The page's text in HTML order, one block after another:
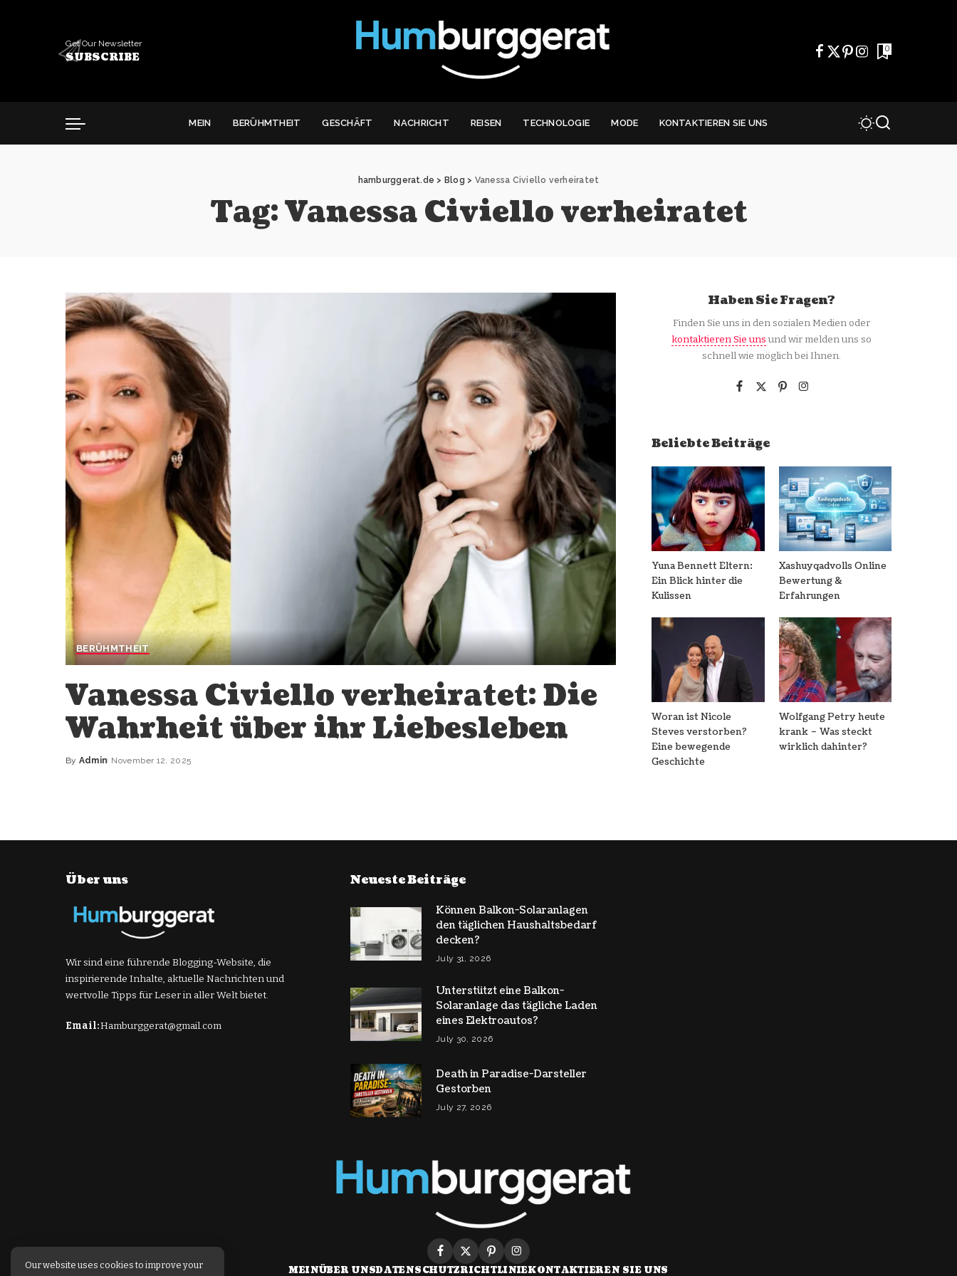
Get Our Newsletter
SUBSCRIBE
0
MEIN BERÜHMTHEIT GESCHÄFT NACHRICHT REISEN TECHNOLOGIE MODE KONTAKTIEREN SIE UNS
hamburggerat.de > Blog > Vanessa Civiello verheiratet
Tag:Vanessa Civiello verheiratet
BERÜHMTHEIT
Vanessa Civiello verheiratet: Die
Wahrheit über ihr Liebesleben
Posted
By Admin November 12, 2025
Haben Sie Fragen?
Finden Sie uns in den sozialen Medien oder
kontaktieren Sie uns und wir melden uns so
schnell wie möglich bei Ihnen.
Beliebte Beiträge
Yuna Bennett Eltern:
Ein Blick hinter die
Kulissen
Xashuyqadvolls Online
Bewertung &
Erfahrungen
Woran ist Nicole
Steves verstorben?
Eine bewegende
Geschichte
Wolfgang Petry heute
krank – Was steckt
wirklich dahinter?
Über uns
Wir sind eine führende Blogging-Website, die
inspirierende Inhalte, aktuelle Nachrichten und
wertvolle Tipps für Leser in aller Welt bietet.
Email:Hamburggerat@gmail.com
Neueste Beiträge
Können Balkon-Solaranlagen
den täglichen Haushaltsbedarf
decken?
July 31, 2026
Unterstützt eine Balkon-
Solaranlage das tägliche Laden
eines Elektroautos?
July 30, 2026
Death in Paradise-Darsteller
Gestorben
July 27, 2026
MEINÜBER UNSDATENSCHUTZRICHTLINIEKONTAKTIEREN SIE UNS
Our website uses cookies to improve your